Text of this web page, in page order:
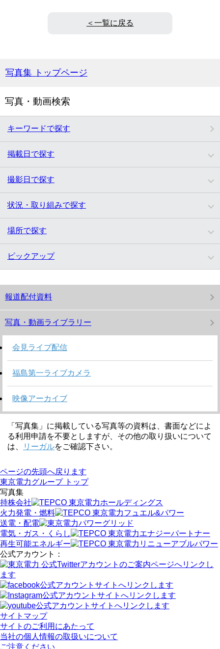
＜一覧に戻る
写真集 トップページ
写真・動画検索
キーワードで探す
掲載日で探す
撮影日で探す
状況・取り組みで探す
場所で探す
ピックアップ
報道配付資料
写真・動画ライブラリー
会見ライブ配信
福島第一ライブカメラ
映像アーカイブ
「写真集」に掲載している写真等の資料は、書面などによ
る利用申請を不要としますが、その他の取り扱いについて
は、
リーガルをご確認下さい。
ページの先頭へ戻ります
東京電力グループ トップ
写真集
持株会社
火力発電・燃料
送電・配電
電気・ガス・くらし
再生可能エネルギー
公式アカウント：
サイトマップ
サイトのご利用にあたって
当社の個人情報の取扱いについて
ご注意ください